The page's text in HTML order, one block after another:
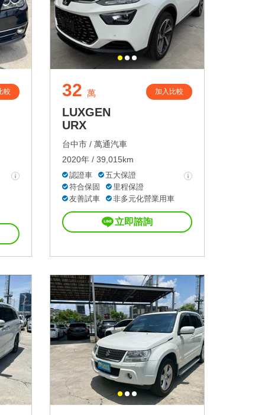
較 32 萬 加入比較
LUXGEN
URX
台中市 / 萬通汽車
2020年 / 39,015km
認證車
五大保證
符合保固
里程保證
友善試車
非多元化營業用車
立即諮詢